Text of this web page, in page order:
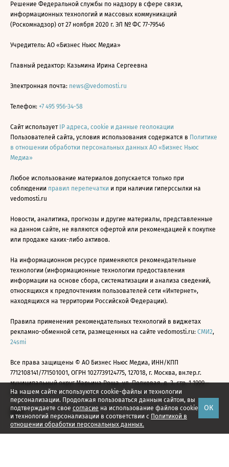
На нашем сайте используются cookie-файлы и технологии
персонализации. Продолжая пользоваться данным сайтом, вы
подтверждаете свое согласие на использование файлов cookie
и технологий персонализации в соответствии с Политикой в
отношении обработки персональных данных.
ОК
Решение Федеральной службы по надзору в сфере связи,
информационных технологий и массовых коммуникаций
(Роскомнадзор) от 27 ноября 2020 г. ЭЛ № ФС 77-79546
Учредитель: АО «Бизнес Ньюс Медиа»
Главный редактор: Казьмина Ирина Сергеевна
Электронная почта: news@vedomosti.ru
Телефон: +7 495 956-34-58
Сайт использует IP адреса, cookie и данные геолокации
Пользователей сайта, условия использования содержатся в Политике
в отношении обработки персональных данных АО «Бизнес Ньюс
Медиа»
Любое использование материалов допускается только при
соблюдении правил перепечатки и при наличии гиперссылки на
vedomosti.ru
Новости, аналитика, прогнозы и другие материалы, представленные
на данном сайте, не являются офертой или рекомендацией к покупке
или продаже каких-либо активов.
На информационном ресурсе применяются рекомендательные
технологии (информационные технологии предоставления
информации на основе сбора, систематизации и анализа сведений,
относящихся к предпочтениям пользователей сети «Интернет»,
находящихся на территории Российской Федерации).
Правила применения рекомендательных технологий в виджетах
рекламно-обменной сети, размещенных на сайте vedomosti.ru: СМИ2,
24smi
Все права защищены © АО Бизнес Ньюс Медиа, ИНН/КПП
7712108141/771501001, ОГРН 1027739124775, 127018, г. Москва, вн.тер.г.
муниципальный округ Марьина Роща, ул. Полковая, д. 3, стр. 1 1999—
2026